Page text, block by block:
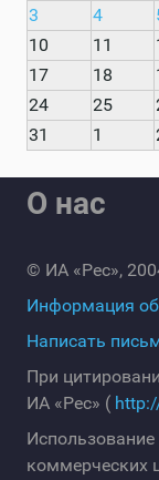
3
4
10
11
17
18
24
25
31
1
О нас
© ИА «Рес»,
Информация об
Написать
При
ИА «Рес» (
коммерческих